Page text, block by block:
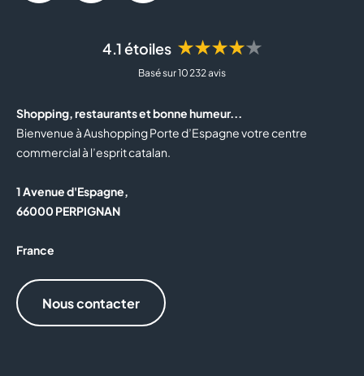
4.1 étoiles ★★★★★
Basé sur 10 232 avis
Shopping, restaurants et bonne humeur...
Bienvenue à Aushopping Porte d’Espagne votre centre
commercial à l’esprit catalan.
1 Avenue d'Espagne,
66000 PERPIGNAN
France
Nous contacter